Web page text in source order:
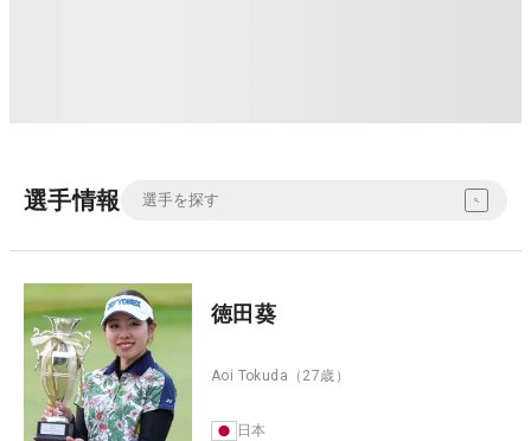
選手情報
徳田葵
Aoi Tokuda （27歳）
日本